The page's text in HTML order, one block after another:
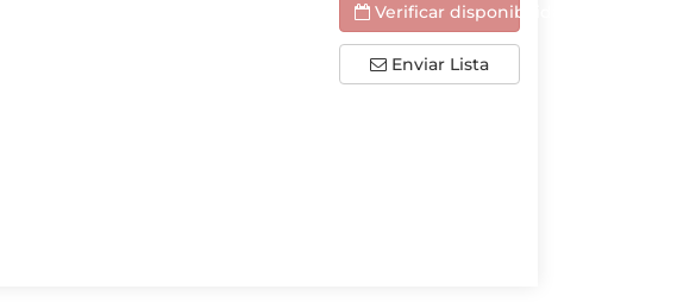
Verificar disponibilidade
Enviar Lista